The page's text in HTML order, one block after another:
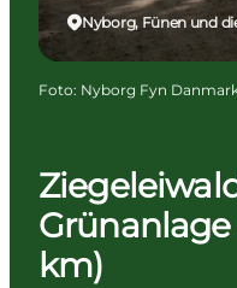
km)
Nyborg, Fünen und
Foto: Nyborg Fyn